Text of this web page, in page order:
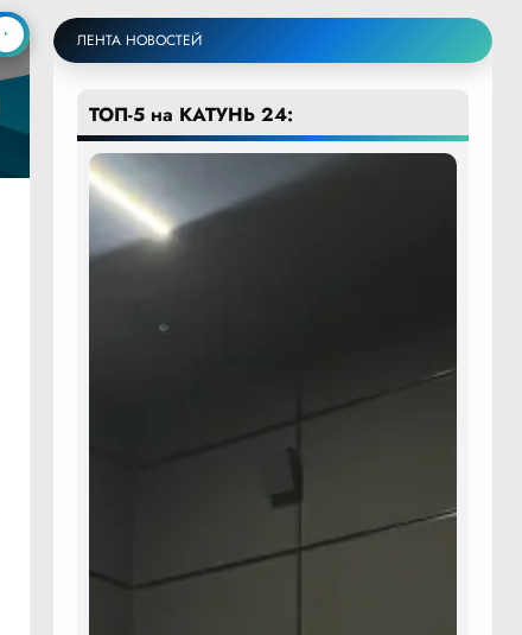
ЛЕНТА НОВОСТЕЙ
ТОП-5 на КАТУНЬ 24: